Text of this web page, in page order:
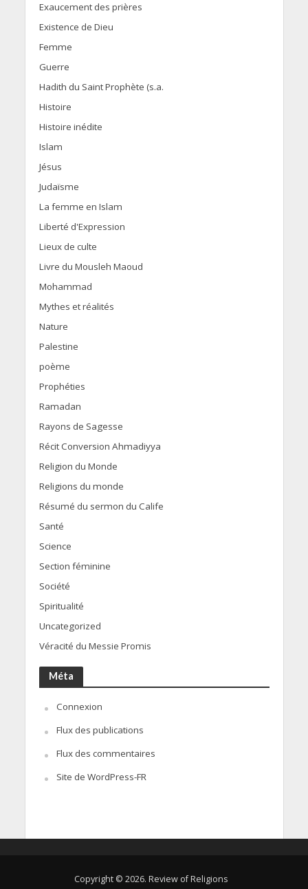
Exaucement des prières
Existence de Dieu
Femme
Guerre
Hadith du Saint Prophète (s.a.
Histoire
Histoire inédite
Islam
Jésus
Judaïsme
La femme en Islam
Liberté d'Expression
Lieux de culte
Livre du Mousleh Maoud
Mohammad
Mythes et réalités
Nature
Palestine
poème
Prophéties
Ramadan
Rayons de Sagesse
Récit Conversion Ahmadiyya
Religion du Monde
Religions du monde
Résumé du sermon du Calife
Santé
Science
Section féminine
Société
Spiritualité
Uncategorized
Véracité du Messie Promis
Méta
Connexion
Flux des publications
Flux des commentaires
Site de WordPress-FR
Copyright © 2026. Review of Religions